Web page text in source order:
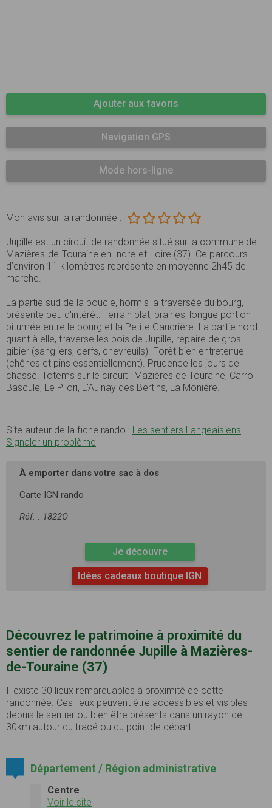
Ajouter aux favoris
Navigation GPS
Mode hors-ligne
Mon avis sur la randonnée :
Jupille est un circuit de randonnée situé sur la commune de
Mazières-de-Touraine en Indre-et-Loire (37). Ce parcours
d’environ 11 kilomètres représente en moyenne 2h45 de
marche.
La partie sud de la boucle, hormis la traversée du bourg,
présente peu d'intérêt. Terrain plat, prairies, longue portion
bitumée entre le bourg et la Petite Gaudrière. La partie nord
quant à elle, traverse les bois de Jupille, repaire de gros
gibier (sangliers, cerfs, chevreuils). Forêt bien entretenue
(chênes et pins essentiellement). Prudence les jours de
chasse. Totems sur le circuit : Mazières de Touraine, Carroi
Bascule, Le Pilori, L'Aulnay des Bertins, La Monière.
Site auteur de la fiche rando : Les sentiers Langeaisiens -
Signaler un problème
À emporter dans votre sac à dos
Carte IGN rando
Réf. : 1822O
Je découvre
Idées cadeaux boutique IGN
Découvrez le patrimoine à proximité du
sentier de randonnée Jupille à Mazières-
de-Touraine (37)
Il existe 30 lieux remarquables à proximité de cette
randonnée. Ces lieux peuvent être accessibles et visibles
depuis le sentier ou bien être présents dans un rayon de
30km autour du tracé ou du point de départ.
Département / Région administrative
Centre
Voir le site